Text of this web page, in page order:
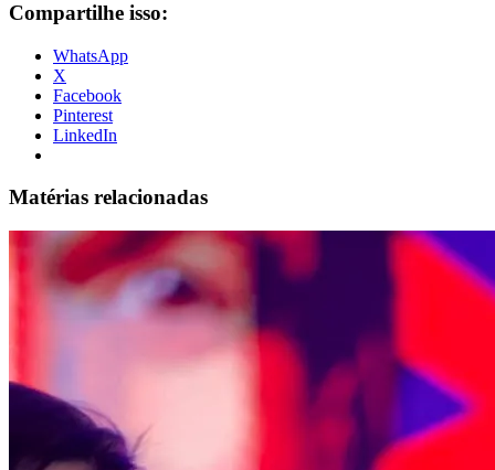
Compartilhe isso:
WhatsApp
X
Facebook
Pinterest
LinkedIn
Matérias relacionadas